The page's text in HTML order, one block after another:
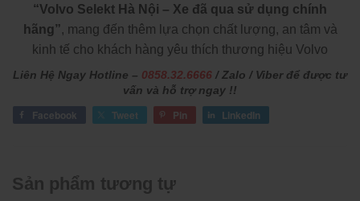
“Volvo Selekt Hà Nội – Xe đã qua sử dụng chính
hãng”, mang đến thêm lựa chọn chất lượng, an tâm và
kinh tế cho khách hàng yêu thích thương hiệu Volvo
Liên Hệ Ngay Hotline – 0858.32.6666 / Zalo / Viber để được tư
vấn và hỗ trợ ngay !!
Facebook Tweet Pin LinkedIn
Sản phẩm tương tự